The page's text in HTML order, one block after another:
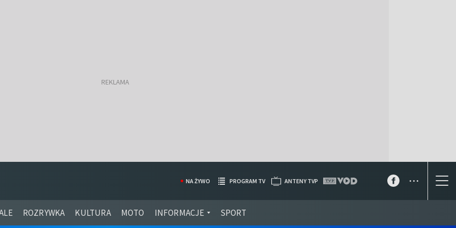
ROZRYWKA KULTURA MOTO INFORMACJE SPORT
NA ŻYWO PROGRAM TV ANTENY TVP ...